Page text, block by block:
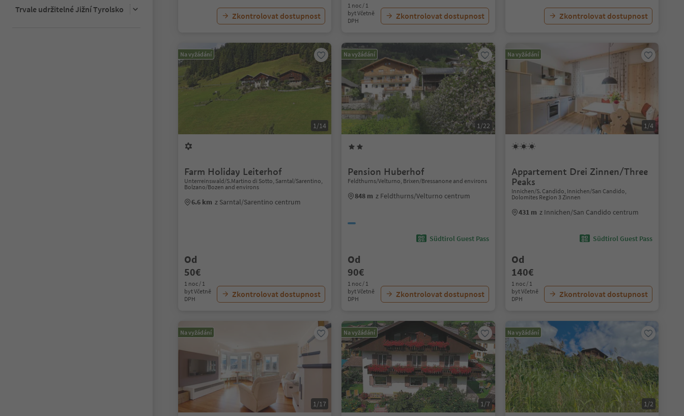
Trvale udržitelné Jižní Tyrolsko
Zkontrolovat dostupnost
1 noc / 1
byt Včetně
DPH
Zkontrolovat dostupnost Zkontrolovat dostupnost
Na vyžádání
1/14
Farm Holiday Leiterhof
Unterreinswald/S.Martino di Sotto, Sarntal/Sarentino,
Bolzano/Bozen and environs
6.6 km z Sarntal/Sarentino centrum
Od
50€
1 noc / 1
byt Včetně
DPH
Zkontrolovat dostupnost
Na vyžádání
1/22
Pension Huberhof
Feldthurns/Velturno, Brixen/Bressanone and environs
848 m z Feldthurns/Velturno centrum
Südtirol Guest Pass
Od
90€
1 noc / 1
byt Včetně
DPH
Zkontrolovat dostupnost
Na vyžádání
1/4
Appartement Drei Zinnen/Three
Peaks
Innichen/S. Candido, Innichen/San Candido,
Dolomites Region 3 Zinnen
431 m z Innichen/San Candido centrum
Südtirol Guest Pass
Od
140€
1 noc / 1
byt Včetně
DPH
Zkontrolovat dostupnost
Na vyžádání
1/17
Na vyžádání
1/7
Na vyžádání
1/2